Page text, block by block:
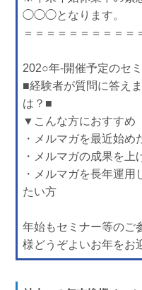
◯◯◯となります。
＝＝＝＝＝＝＝＝＝＝
202○年-開催予定のセ
■経験者が質問に答え
は？■
▼こんな方におすすめ
・メルマガを最近始め
・メルマガの成果を上
・メルマガを長年運用
たい方
年始もセミナー等のご
様どうぞよいお年をお